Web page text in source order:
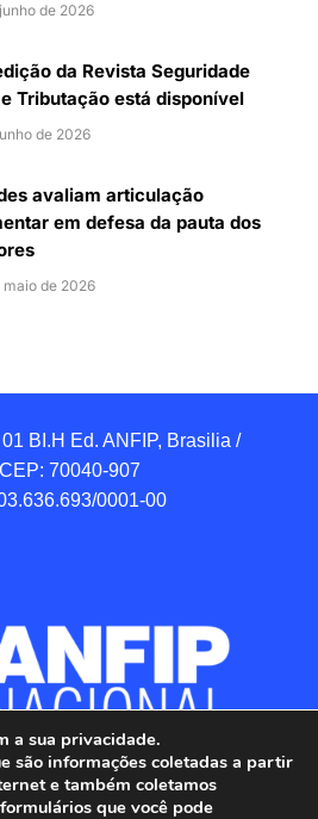
de 2026
da Revista Seguridade
Tributação está disponível
de 2026
avaliam articulação
em defesa da pauta dos
maio de 2026
BI.H Ed. ANFIP, Brasilia /
70040-907
0001-00
a sua privacidade.
são informações coletadas a partir
e também coletamos
que você pode